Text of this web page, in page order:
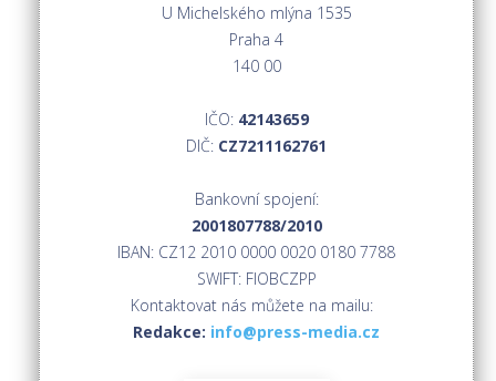
U Michelského mlýna 1535
Praha 4
140 00
IČO: 42143659
DIČ: CZ7211162761
Bankovní spojení:
2001807788/2010
IBAN: CZ12 2010 0000 0020 0180 7788
SWIFT: FIOBCZPP
Kontaktovat nás můžete na mailu:
Redakce: info@press-media.cz